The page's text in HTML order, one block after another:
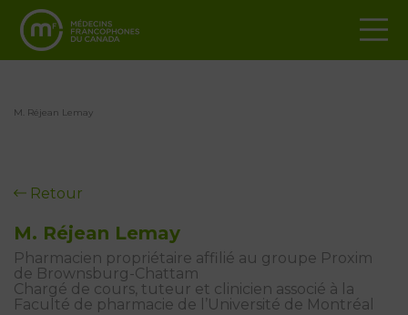
M. Réjean Lemay
Retour
M. Réjean Lemay
Pharmacien propriétaire affilié au groupe Proxim
de Brownsburg-Chattam
Chargé de cours, tuteur et clinicien associé à la
Faculté de pharmacie de l’Université de Montréal